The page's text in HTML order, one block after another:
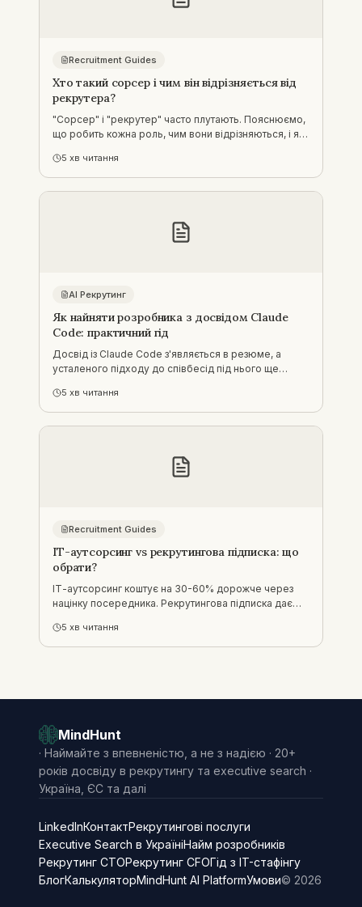
Recruitment Guides
Хто такий сорсер і чим він відрізняється від
рекрутера?
"Сорсер" і "рекрутер" часто плутають. Пояснюємо,
що робить кожна роль, чим вони відрізняються, і яка
5 хв читання
AI Рекрутинг
Як найняти розробника з досвідом Claude
Code: практичний гід
Досвід із Claude Code з'являється в резюме, а
усталеного підходу до співбесід під нього ще
відрізнити реальний досвід від казуального, і де тут
місце сертифікації.
5 хв читання
Recruitment Guides
ІТ-аутсорсинг vs рекрутингова підписка: що
обрати?
ІТ-аутсорсинг коштує на 30-60% дорожче через
націнку посередника. Рекрутингова підписка дає
моделі та коли яку обрати.
5 хв читання
MindHunt
· Наймайте з впевненістю, а не з надією · 20+
років досвіду в рекрутингу та executive search ·
Україна, ЄС та далі
LinkedInКонтактРекрутингові послуги
Executive Search в УкраїніНайм розробників
Рекрутинг CTOРекрутинг CFOГід з IT-стафінгу
БлогКалькуляторMindHunt AI PlatformУмови© 2026